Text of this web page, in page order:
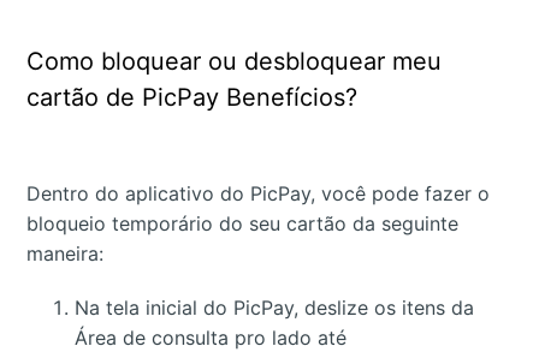
Como bloquear ou desbloquear meu
cartão de PicPay Benefícios?
Dentro do aplicativo do PicPay, você pode fazer o
bloqueio temporário do seu cartão da seguinte
maneira:
Na tela inicial do PicPay, deslize os itens da
Área de consulta pro lado até